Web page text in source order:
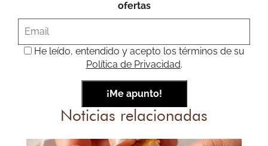
ofertas
He leído, entendido y acepto los términos de su
Política de Privacidad.
Noticias relacionadas